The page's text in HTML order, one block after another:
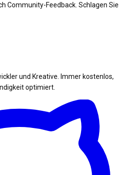
Community-Feedback. Schlagen Sie
und Kreative. Immer kostenlos,
optimiert.